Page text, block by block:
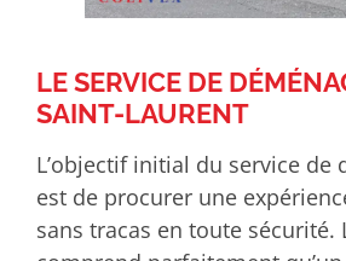
LE SERVICE DE
SAINT-LAURENT
L’objectif initial du service de
est de procurer une
sans tracas en toute sécurité.